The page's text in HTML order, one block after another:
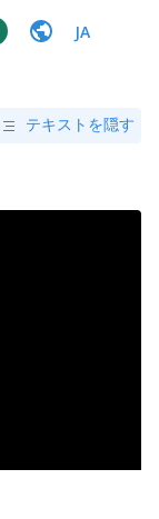
JA
テキストを隠す